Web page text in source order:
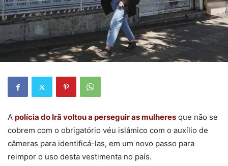
A polícia do Irã voltou a perseguir as mulheres que não se
cobrem com o obrigatório véu islâmico com o auxílio de
câmeras para identificá-las, em um novo passo para
reimpor o uso desta vestimenta no país.